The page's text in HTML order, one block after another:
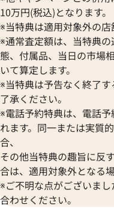
ASK
2024年4月10日時点
10万円(税込)となります。
※当特典は適用対象外の店
※通常査定額は、当特典
態、付属品、当日の市場
いて算定します。
※当特典は予告なく終了
了承ください。
※電話予約特典は、電話
れます。同一または実質
合、
その他当特典の趣旨に反
合は、適用対象外となる
※ご不明な点がございま
合わせください。